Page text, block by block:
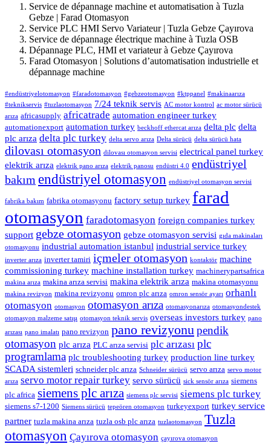
Service de dépannage machine et automatisation à Tuzla
Gebze | Farad Otomasyon
Service PLC HMI Servo Variateur | Tuzla Gebze Çayırova
Service de dépannage électrique machine à Tuzla OSB
Dépannage PLC, HMI et variateur à Gebze Çayırova
Farad Otomasyon | Solutions d’automatisation industrielle et
dépannage machine
#endüstriyelotomasyon #faradotomasyon #gebzeotomasyon #ktppanel #makinaarıza
#teknikservis #tuzlaotomasyon 7/24 teknik servis AC motor kontrol ac motor sürücü
arıza africasupply africatrade automation engineer turkey
automationexport automation turkey beckhoff ethercat arıza delta plc delta
plc arıza delta plc turkey delta servo arıza Delta sürücü delta sürücü hata
dilovası otomasyon dilovası otomasyon servisi electrical panel turkey
elektrik arıza elektrik pano arıza elektrik panosu endüstri 4.0 endüstriyel
bakım endüstriyel otomasyon endüstriyel otomasyon servisi
fabrika bakım fabrika otomasyonu factory setup turkey farad
otomasyon faradotomasyon foreign companies turkey
support gebze otomasyon gebze otomasyon servisi gıda makinaları
otomasyonu industrial automation istanbul industrial service turkey
inverter arıza inverter tamiri içmeler otomasyon kontaktör machine
commissioning turkey machine installation turkey machinerypartsafrica
makina arıza makina arıza servisi makina elektrik arıza makina otomasyonu
makina revizyon makina revizyonu omron plc arıza omron sensör ayarı orhanlı
otomasyon otomasyon otomasyon arıza otomasyonarıza otomasyondestek
otomasyon malzeme satışı otomasyon teknik servis overseas investors turkey pano
arızası pano imalatı pano revizyon pano revizyonu pendik
otomasyon plc arıza PLC arıza servisi plc arızası plc
programlama plc troubleshooting turkey production line turkey
SCADA sistemleri schneider plc arıza Schneider sürücü servo arıza servo motor
arıza servo motor repair turkey servo sürücü sick sensör arıza siemens
plc africa siemens plc arıza siemens plc servisi siemens plc turkey
siemens s7-1200 Siemens sürücü tepeören otomasyon turkeyexport turkey service
partner tuzla makina arıza tuzla osb plc arıza tuzlaotomasyon Tuzla
otomasyon Çayırova otomasyon çayırova otomasyon